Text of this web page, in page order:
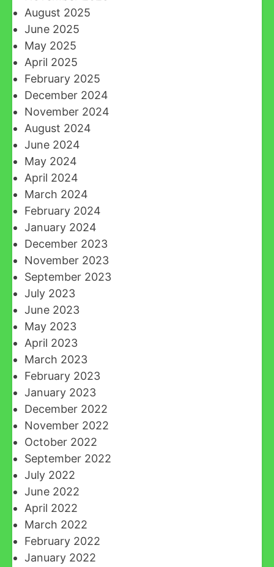
August 2025
June 2025
May 2025
April 2025
February 2025
December 2024
November 2024
August 2024
June 2024
May 2024
April 2024
March 2024
February 2024
January 2024
December 2023
November 2023
September 2023
July 2023
June 2023
May 2023
April 2023
March 2023
February 2023
January 2023
December 2022
November 2022
October 2022
September 2022
July 2022
June 2022
April 2022
March 2022
February 2022
January 2022